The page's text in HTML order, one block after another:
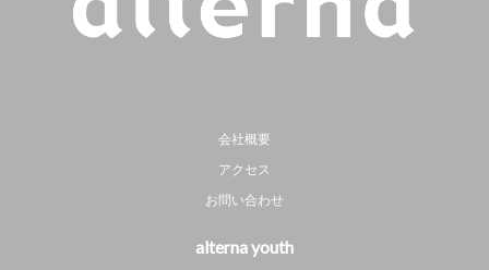
会社概要
アクセス
お問い合わせ
alterna youth